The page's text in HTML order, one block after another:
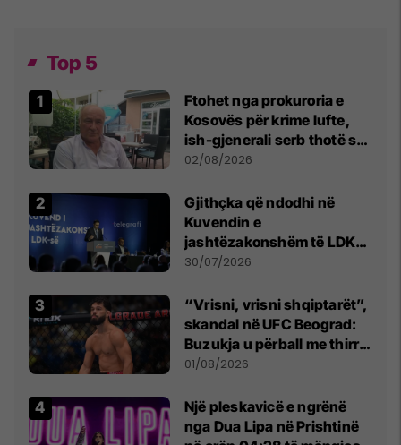
Top 5
Ftohet nga prokuroria e
Kosovës për krime lufte,
ish-gjenerali serb thotë se
dikush e tradhtoi në
02/08/2026
Gjithçka që ndodhi në
Kuvendin e
jashtëzakonshëm të LDK-
së
30/07/2026
“Vrisni, vrisni shqiptarët”,
skandal në UFC Beograd:
Buzukja u përball me thirrje
anti-shqiptare nga
01/08/2026
Një pleskavicë e ngrënë
nga Dua Lipa në Prishtinë